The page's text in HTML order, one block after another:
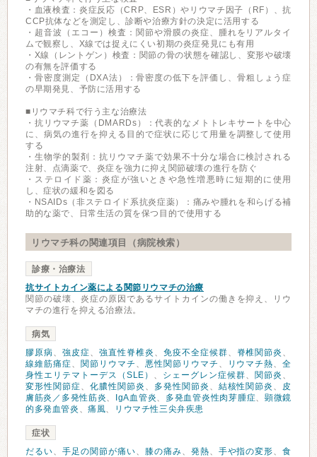
・血液検査：炎症反応（CRP、ESR）やリウマチ因子（RF）、抗
CCP抗体などを測定し、診断や治療方針の決定に活用する
・超音波（エコー）検査：関節や滑膜の炎症、腫れをリアルタイ
ムで観察し、X線では捉えにくい初期の炎症発見にも有用
・X線（レントゲン）検査：関節の骨の状態を確認し、変形や破壊
の有無を評価する
・骨密度測定（DXA法）：骨密度の低下を評価し、骨粗しょう症
の早期発見、予防に活用する
■リウマチ科で行う主な治療法
・抗リウマチ薬（DMARDs）：代表的なメトトレキサートを中心
に、病気の進行を抑える目的で症状に応じて用量を調整して使用
する
・生物学的製剤：抗リウマチ薬で効果不十分な場合に検討される
注射、点滴薬で、炎症を強力に抑え関節破壊の進行を防ぐ
・ステロイド薬：炎症が強いときや急性増悪時に短期的に使用
し、症状の緩和を図る
・NSAIDs（非ステロイド系抗炎症薬）：痛みや腫れを和らげる補
助的な薬で、日常生活の質を保つ目的で使用する
リウマチ科の関連項目（病院検索）
診療・治療法
抗サイトカイン薬による関節リウマチの治療
関節の破壊、炎症の原因であるサイトカインの働きを抑え、リウ
マチの進行を抑える治療法。
病気
膠原病、 強皮症、 強直性脊椎炎 、 免疫不全症候群、 脊椎関節炎 、
線維筋痛症、 関節リウマチ 、 悪性関節リウマチ 、 リウマチ熱、全
身性エリテマトーデス（SLE） 、 シェーグレン症候群、 関節炎 、
変形性関節症、 化膿性関節炎 、 多発性関節炎 、 結核性関節炎 、 皮
膚筋炎／多発性筋炎、 IgA血管炎、 多発血管炎性肉芽腫症、 顕微鏡
的多発血管炎 、痛風、 リウマチ性三尖弁疾患
症状
だるい、 手足の関節が痛い、 膝の痛み、 発熱、 手や指の変形、食